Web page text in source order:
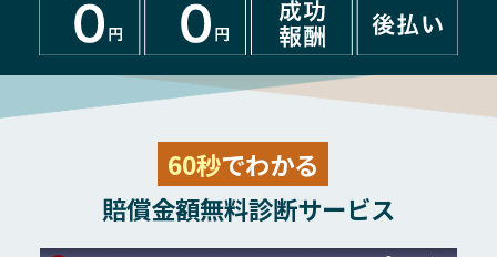
60秒でわかる
賠償金額無料診断サービス